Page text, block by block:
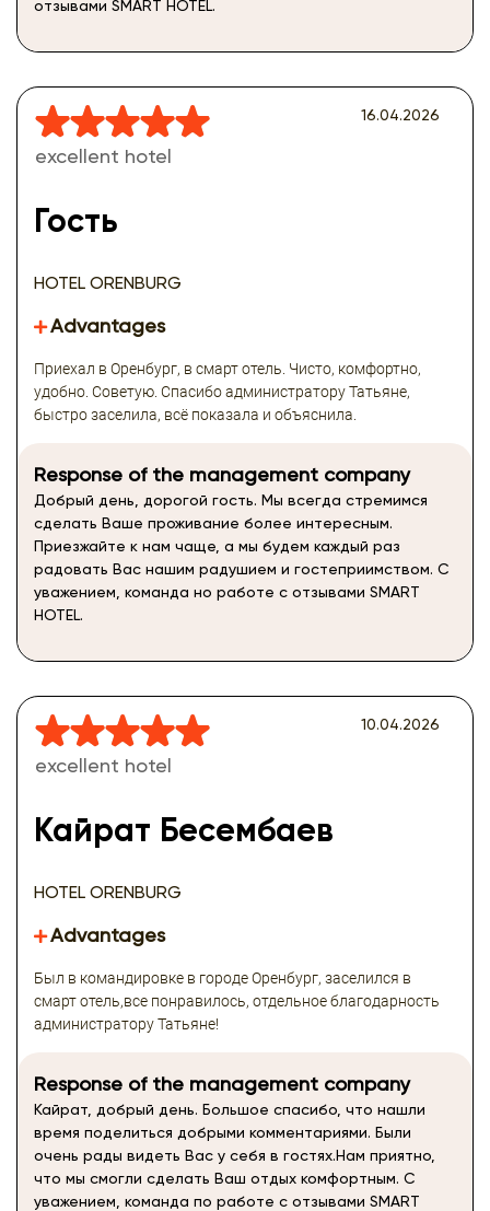
отзывами SMART HOTEL.
excellent hotel
Гость
HOTEL ORENBURG
16.04.2026
Advantages
Приехал в Оренбург, в смарт отель. Чисто, комфортно,
удобно. Советую. Спасибо администратору Татьяне,
быстро заселила, всё показала и объяснила.
Response of the management company
Добрый день, дорогой гость. Мы всегда стремимся
сделать Ваше проживание более интересным.
Приезжайте к нам чаще, а мы будем каждый раз
радовать Вас нашим радушием и гостеприимством. С
уважением, команда но работе с отзывами SMART
HOTEL.
excellent hotel
Кайрат Бесембаев
HOTEL ORENBURG
10.04.2026
Advantages
Был в командировке в городе Оренбург, заселился в
смарт отель,все понравилось, отдельное благодарность
администратору Татьяне!
Response of the management company
Кайрат, добрый день. Большое спасибо, что нашли
время поделиться добрыми комментариями. Были
очень рады видеть Вас у себя в гостях.Нам приятно,
что мы смогли сделать Ваш отдых комфортным. С
уважением, команда по работе с отзывами SMART